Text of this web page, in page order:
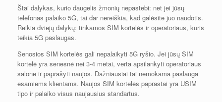
Štai dalykas, kurio daugelis žmonių nepastebi: net jei jūsų
telefonas palaiko 5G, tai dar nereiškia, kad galėsite juo naudotis.
Reikia dviejų dalykų: tinkamos SIM kortelės ir operatoriaus, kuris
teikia 5G paslaugas.
Senosios SIM kortelės gali nepalaikyti 5G ryšio. Jei jūsų SIM
kortelė yra senesnė nei 3-4 metai, verta apsilankyti operatoriaus
salone ir paprašyti naujos. Dažniausiai tai nemokama paslauga
esamiems klientams. Naujos SIM kortelės paprastai yra USIM
tipo ir palaiko visus naujausius standartus.